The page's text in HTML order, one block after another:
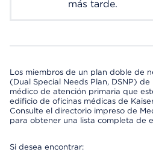
más tarde.
Los miembros de un plan doble de
(Dual Special Needs Plan, DSNP)
médico de atención primaria que
edificio de oficinas médicas de
Consulte el directorio impreso de
para obtener una lista completa de
Si desea encontrar: